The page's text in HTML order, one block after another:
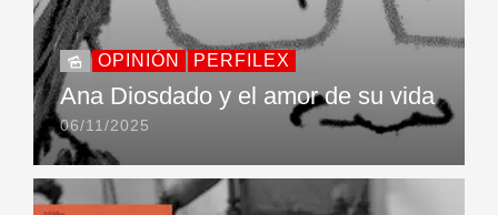
OPINIÓN PERFILEX
Ana Diosdado y el amor de su vida
06/11/2025